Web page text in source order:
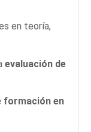
en teoría,
evaluación de
formación en